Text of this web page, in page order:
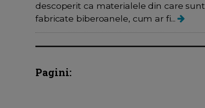
descoperit ca materialele din care sunt
fabricate biberoanele, cum ar fi...
Pagini: